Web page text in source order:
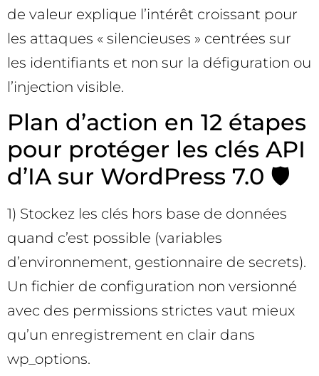
de valeur explique l’intérêt croissant pour
les attaques « silencieuses » centrées sur
les identifiants et non sur la défiguration ou
l’injection visible.
Plan d’action en 12 étapes
pour protéger les clés API
d’IA sur WordPress 7.0 🛡️
1) Stockez les clés hors base de données
quand c’est possible (variables
d’environnement, gestionnaire de secrets).
Un fichier de configuration non versionné
avec des permissions strictes vaut mieux
qu’un enregistrement en clair dans
wp_options.